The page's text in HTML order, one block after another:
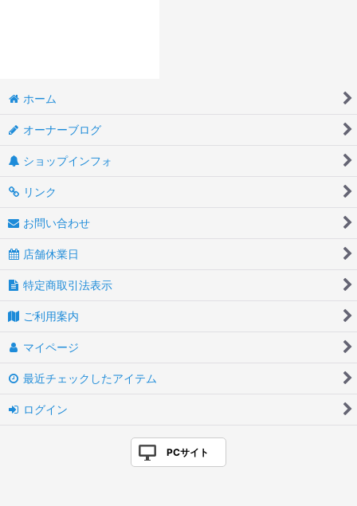
ホーム
オーナーブログ
ショップインフォ
リンク
お問い合わせ
店舗休業日
特定商取引法表示
ご利用案内
マイページ
最近チェックしたアイテム
ログイン
PCサイト